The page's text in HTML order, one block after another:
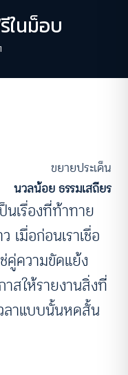
ในม็อบ
ขยายประเด็น
นวลน้อย ธรรมเสถียร
นเรื่องที่ท้าทาย
เมื่อก่อนเราเชื่อ
คู่ความขัดแย้ง
สให้รายงานสิ่งที่
ลาแบบนั้นหดสั้น